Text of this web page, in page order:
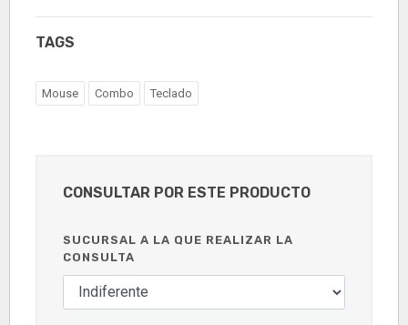
TAGS
Mouse Combo Teclado
CONSULTAR POR ESTE PRODUCTO
SUCURSAL A LA QUE REALIZAR LA
CONSULTA